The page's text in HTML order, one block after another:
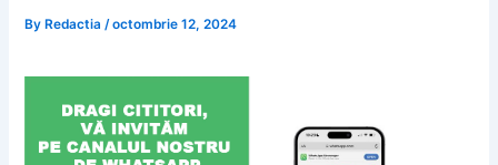
ByRedactia /octombrie 12, 2024